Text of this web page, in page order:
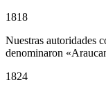
1818
Nuestras autoridades
denominaron
1824